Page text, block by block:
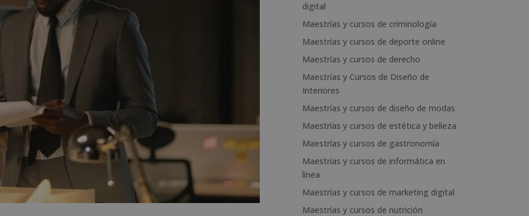
digital
Maestrías y cursos de criminología
Maestrías y cursos de deporte online
Maestrías y cursos de derecho
Maestrías y Cursos de Diseño de
Interiores
Maestrías y cursos de diseño de modas
Maestrías y cursos de estética y belleza
Maestrías y cursos de gastronomía
Maestrías y cursos de informática en
línea
Maestrías y cursos de marketing digital
Maestrías y cursos de nutrición